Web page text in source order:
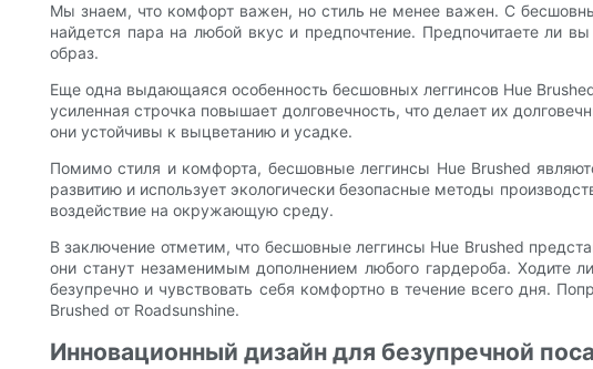
Мы знаем, что комфорт важен, но стиль не менее важен. С
найдется пара на любой вкус и предпочтение. Предпочитаете ли
образ.
Еще одна выдающаяся особенность бесшовных леггинсов Hue
усиленная строчка повышает долговечность, что делает их
они устойчивы к выцветанию и усадке.
Помимо стиля и комфорта, бесшовные леггинсы Hue Brushed
развитию и использует экологически безопасные методы
воздействие на окружающую среду.
В заключение отметим, что бесшовные леггинсы Hue Brushed
они станут незаменимым дополнением любого гардероба. Ходите
безупречно и чувствовать себя комфортно в течение всего дня.
Brushed от Roadsunshine.
Инновационный дизайн для безупречной